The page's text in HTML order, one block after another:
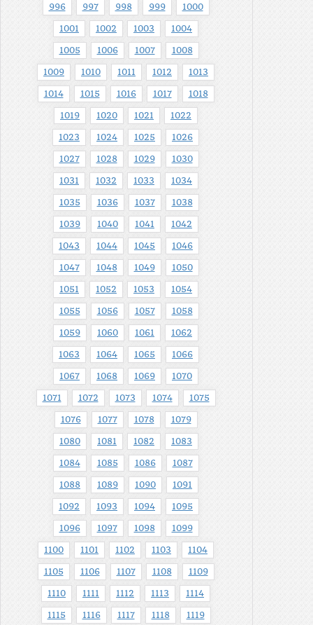
996 997 998 999 1000
1001 1002 1003 1004
1005 1006 1007 1008
1009 1010 1011 1012 1013
1014 1015 1016 1017 1018
1019 1020 1021 1022
1023 1024 1025 1026
1027 1028 1029 1030
1031 1032 1033 1034
1035 1036 1037 1038
1039 1040 1041 1042
1043 1044 1045 1046
1047 1048 1049 1050
1051 1052 1053 1054
1055 1056 1057 1058
1059 1060 1061 1062
1063 1064 1065 1066
1067 1068 1069 1070
1071 1072 1073 1074 1075
1076 1077 1078 1079
1080 1081 1082 1083
1084 1085 1086 1087
1088 1089 1090 1091
1092 1093 1094 1095
1096 1097 1098 1099
1100 1101 1102 1103 1104
1105 1106 1107 1108 1109
1110 1111 1112 1113 1114
1115 1116 1117 1118 1119